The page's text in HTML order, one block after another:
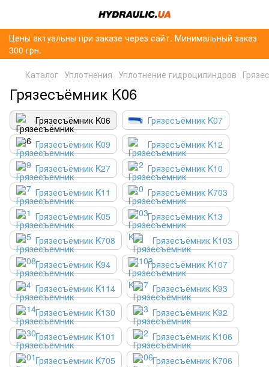
Цены актуальны при заказе через сайт. Минимальный заказ
300 грн.
Каталог Уплотнения Уплотнение гидроцилиндров
Грязесъёмник K06
Грязесъёмник K06
Грязесъёмник K07
Грязесъёмник K09
Грязесъёмник K12
Грязесъёмник K27
Грязесъёмник K10
Грязесъёмник K11
Грязесъёмник K703
Грязесъёмник K05
Грязесъёмник K13
Грязесъёмник K708
Грязесъёмник K103
Грязесъёмник K94
Грязесъёмник K107
Грязесъёмник K114
Грязесъёмник K93
Грязесъёмник K130
Грязесъёмник K92
Грязесъёмник K101
Грязесъёмник K106
Грязесъёмник K705
Грязесъёмник K706